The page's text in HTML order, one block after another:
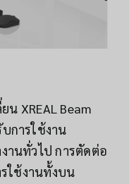
XREAL Beam
การใช้งาน
านทั่วไป การตัดต่อ
ใช้งานทั้งบน